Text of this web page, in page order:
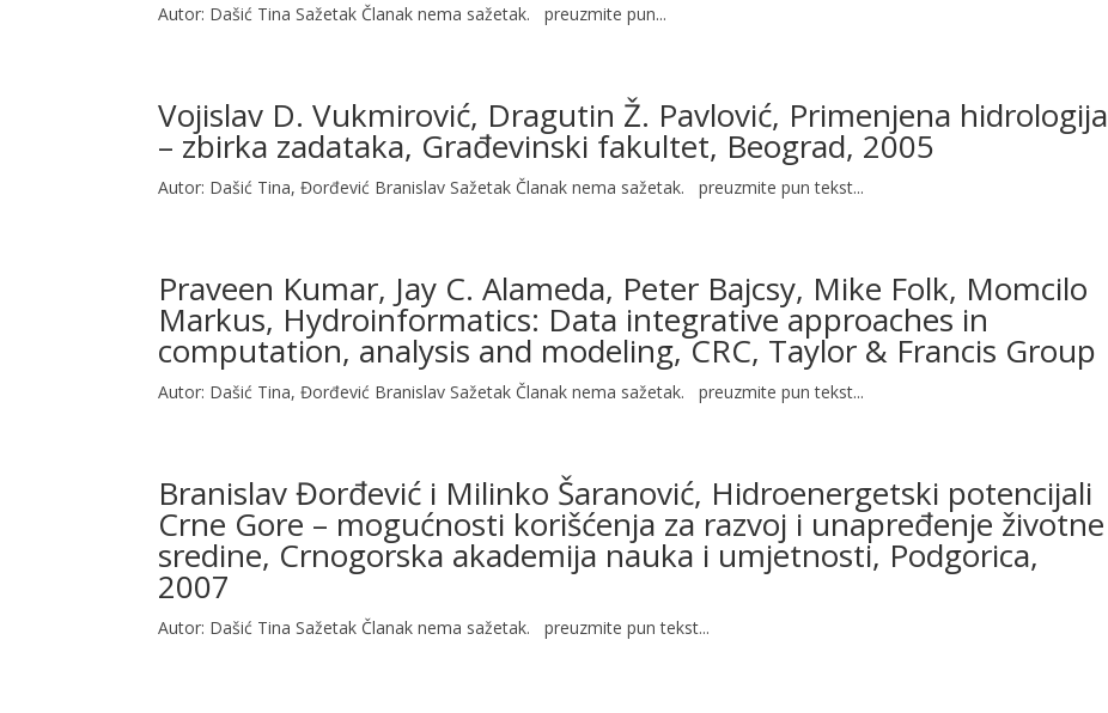
Autor: Dašić Tina Sažetak Članak nema sažetak. preuzmite pun...
Vojislav D. Vukmirović, Dragutin Ž. Pavlović, Primenjena hidrologija
– zbirka zadataka, Građevinski fakultet, Beograd, 2005
Autor: Dašić Tina, Đorđević Branislav Sažetak Članak nema sažetak. preuzmite pun tekst...
Praveen Kumar, Jay C. Alameda, Peter Bajcsy, Mike Folk, Momcilo
Markus, Hydroinformatics: Data integrative approaches in
computation, analysis and modeling, CRC, Taylor & Francis Group
Autor: Dašić Tina, Đorđević Branislav Sažetak Članak nema sažetak. preuzmite pun tekst...
Branislav Đorđević i Milinko Šaranović, Hidroenergetski potencijali
Crne Gore – mogućnosti korišćenja za razvoj i unapređenje životne
sredine, Crnogorska akademija nauka i umjetnosti, Podgorica,
2007
Autor: Dašić Tina Sažetak Članak nema sažetak. preuzmite pun tekst...